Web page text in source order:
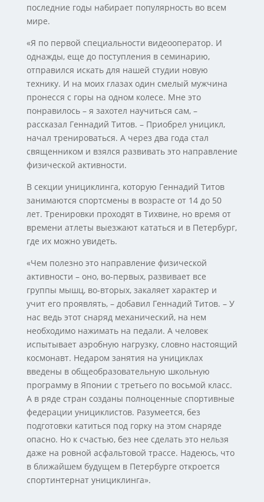
последние годы набирает популярность во всем
мире.
«Я по первой специальности видеооператор. И
однажды, еще до поступления в семинарию,
отправился искать для нашей студии новую
технику. И на моих глазах один смелый мужчина
пронесся с горы на одном колесе. Мне это
понравилось – я захотел научиться сам, –
рассказал Геннадий Титов. – Приобрел уницикл,
начал тренироваться. А через два года стал
священником и взялся развивать это направление
физической активности.
В секции унициклинга, которую Геннадий Титов
занимаются спортсмены в возрасте от 14 до 50
лет. Тренировки проходят в Тихвине, но время от
времени атлеты выезжают кататься и в Петербург,
где их можно увидеть.
«Чем полезно это направление физической
активности – оно, во-первых, развивает все
группы мышц, во-вторых, закаляет характер и
учит его проявлять, – добавил Геннадий Титов. – У
нас ведь этот снаряд механический, на нем
необходимо нажимать на педали. А человек
испытывает аэробную нагрузку, словно настоящий
космонавт. Недаром занятия на унициклах
введены в общеобразовательную школьную
программу в Японии с третьего по восьмой класс.
А в ряде стран созданы полноценные спортивные
федерации унициклистов. Разумеется, без
подготовки катиться под горку на этом снаряде
опасно. Но к счастью, без нее сделать это нельзя
даже на ровной асфальтовой трассе. Надеюсь, что
в ближайшем будущем в Петербурге откроется
спортинтернат унициклинга».